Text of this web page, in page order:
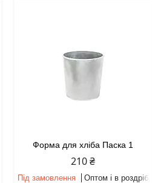
Форма для хліба Паска 1
210 ₴
Під замовлення Оптом і в роздріб